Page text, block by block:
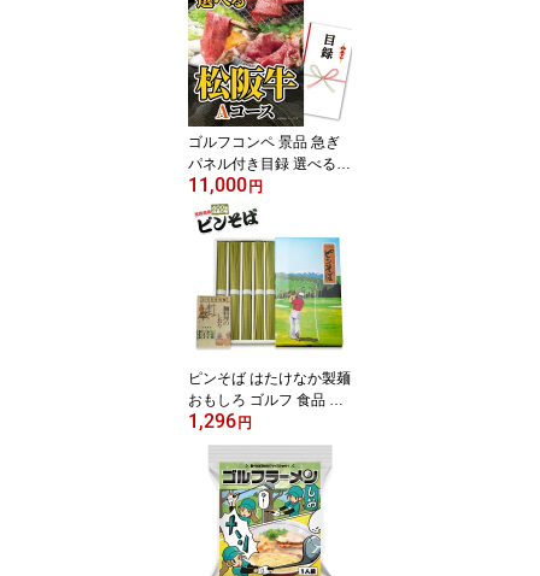
販促品 ノベルティ ホー
ルインワン ゴルフ用品
グッズ ギフト プレゼン
ト オリジナル ゴルフ好
き 父の日 誕生日
ゴルフコンペ 景品 急ぎ
パネル付き目録 選べる松
阪牛Aコース （A55） ス
プーングルメ ゴルフコン
ペ景品 ゴルフコンペ 景
品 賞品 コンペ賞品 優勝
目録 松阪牛 肉 ギフト も
らって嬉しい 景品目録
ゴルフ景品
11,000 円
ピンそば はたけなか製麺
おもしろ ゴルフ 食品 急
ぎ ゴルフコンペ景品 ゴ
ルフコンペ 景品 賞品 コ
ンペ賞品 参加賞 ゴルフ
景品 飛び賞 ブービー賞
もらって嬉しい ニアピン
賞 おもしろ景品 ゴルフ
1,296 円